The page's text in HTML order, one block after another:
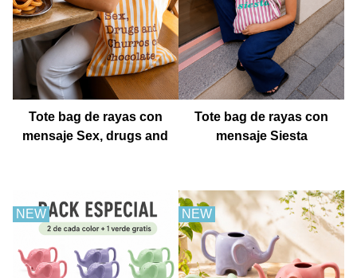
Tote bag de rayas con
mensaje Sex, drugs and
Tote bag de rayas con
mensaje Siesta
NEW NEW